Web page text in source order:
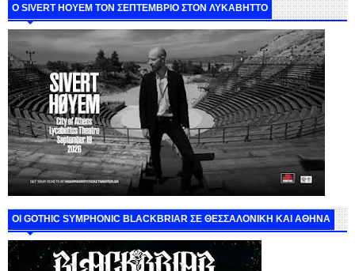
Ο SIVERT HOYEM ΤΟΝ ΣΕΠΤΕΜΒΡΙΟ ΣΤΟΝ ΛΥΚΑΒΗΤΤΟ
ΟΙ GOTHIC SYMPHONIC BLACKBRIAR ΣΕ ΘΕΣΣΑΛΟΝΙΚΗ ΚΑΙ ΑΘΗΝΑ